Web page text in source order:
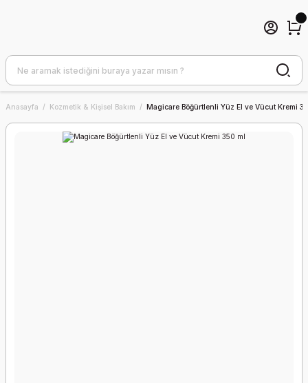
Anasayfa Kozmetik & Kişisel Bakım Magicare Böğürtlenli Yüz El ve Vücut Kremi